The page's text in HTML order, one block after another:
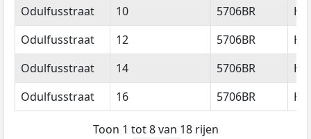
Odulfusstraat
10 5706BR
Odulfusstraat
12 5706BR
Odulfusstraat
14 5706BR
Odulfusstraat
16 5706BR
Toon 1 tot 8 van 18 rijen